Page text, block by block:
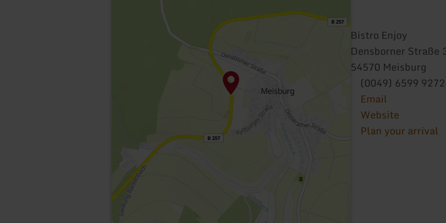
Bistro Enjoy
Densborner Straße
54570 Meisburg
(0049) 6599
Email
Website
Plan your arrival